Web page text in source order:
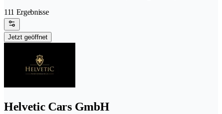
111 Ergebnisse
Jetzt geöffnet
Helvetic Cars GmbH